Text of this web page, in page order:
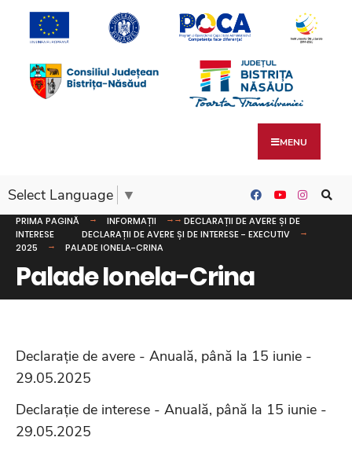
MENU
Select Language ▼
PRIMA PAGINĂ INFORMAȚII
DECLARAȚII DE AVERE ȘI DE
INTERESE
DECLARAȚII DE AVERE ȘI DE INTERESE - EXECUTIV
2025
PALADE IONELA-CRINA
Palade Ionela-Crina
Declarație de avere - Anuală, până la 15 iunie -
29.05.2025
Declarație de interese - Anuală, până la 15 iunie -
29.05.2025